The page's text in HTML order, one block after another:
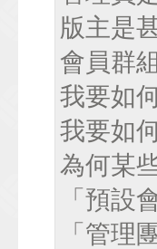
版主是
會員群
我要如
我要如
為何某
「預設
「管理